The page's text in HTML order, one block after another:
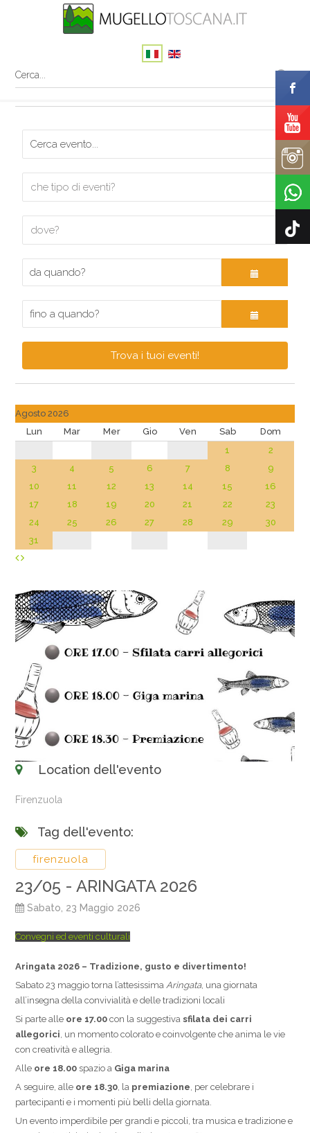
Trova i tuoi eventi!
Agosto 2026
Lun
Mar Mer Gio Ven Sab
Dom
1
2
3
4 5 6 7 8
9
10
11 12 13 14 15
16
17
18 19 20 21 22
23
24
25 26 27 28 29
30
31
Location dell'evento
Firenzuola
Tag dell'evento:
firenzuola
23/05 - ARINGATA 2026
Sabato, 23 Maggio 2026
Convegni ed eventi culturali
Aringata 2026 – Tradizione, gusto e divertimento!
Sabato 23 maggio torna l’attesissima Aringata, una giornata
all’insegna della convivialità e delle tradizioni locali
Si parte alle ore 17.00 con la suggestivasfilata dei carri
allegorici , un momento colorato e coinvolgente che anima le vie
con creatività e allegria.
Alle ore 18.00 spazio a Giga marina
A seguire, alle ore 18.30 , la premiazione , per celebrare i
partecipanti e i momenti più belli della giornata.
Un evento imperdibile per grandi e piccoli, tra musica e tradizione e